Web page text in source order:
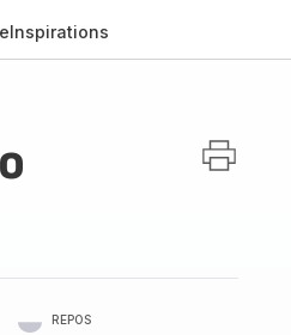
?
Inspirations
REPOS